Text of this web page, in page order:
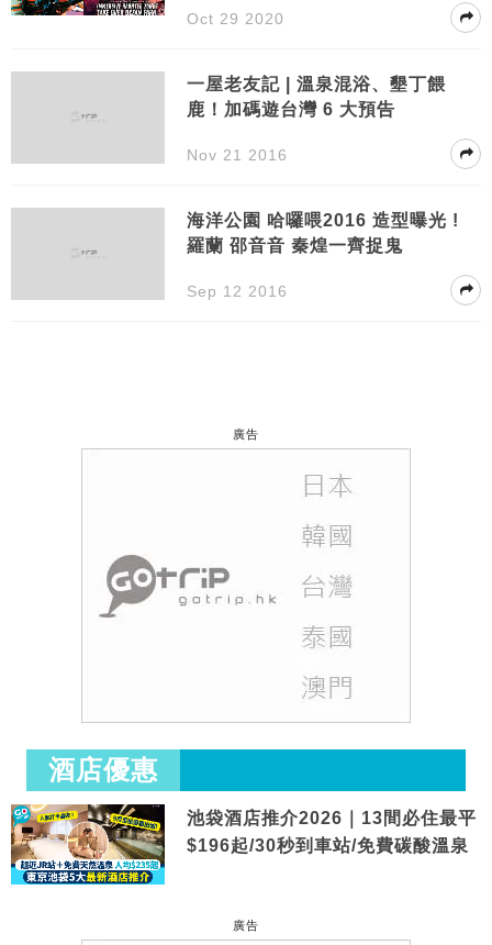
Oct 29 2020
一屋老友記 | 溫泉混浴、墾丁餵
鹿！加碼遊台灣 6 大預告
Nov 21 2016
海洋公園 哈囉喂2016 造型曝光 !
羅蘭 邵音音 秦煌一齊捉鬼
Sep 12 2016
廣告
酒店優惠
池袋酒店推介2026｜13間必住最平
$196起/30秒到車站/免費碳酸溫泉
廣告